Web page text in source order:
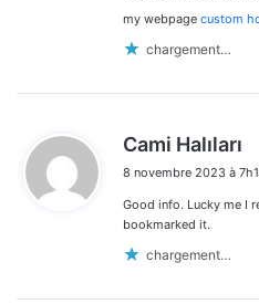
my webpage custom
chargement…
Cami Halıları
t
8 novembre 2023 à
Good info. Lucky me I
bookmarked it.
chargement…